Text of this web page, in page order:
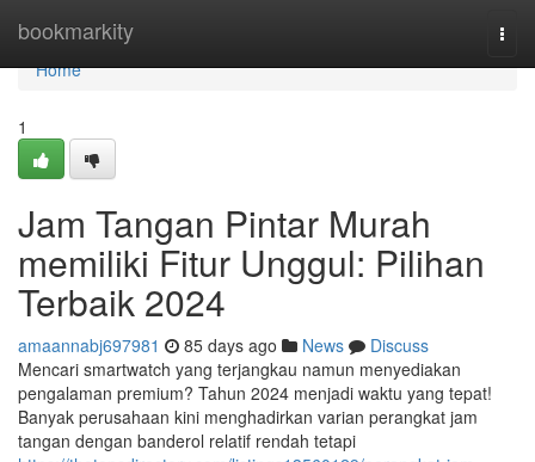
bookmarkity
Home
Home
1
Jam Tangan Pintar Murah
memiliki Fitur Unggul: Pilihan
Terbaik 2024
amaannabj697981 85 days ago News
Discuss
Mencari smartwatch yang terjangkau namun menyediakan
pengalaman premium? Tahun 2024 menjadi waktu yang tepat!
Banyak perusahaan kini menghadirkan varian perangkat jam
tangan dengan banderol relatif rendah tetapi